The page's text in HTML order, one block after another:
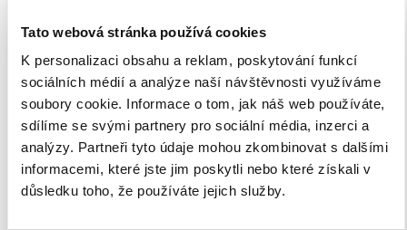
Tato webová stránka používá cookies
K personalizaci obsahu a reklam, poskytování funkcí
sociálních médií a analýze naší návštěvnosti využíváme
soubory cookie. Informace o tom, jak náš web používáte,
sdílíme se svými partnery pro sociální média, inzerci a
analýzy. Partneři tyto údaje mohou zkombinovat s dalšími
informacemi, které jste jim poskytli nebo které získali v
důsledku toho, že používáte jejich služby.
Zrušení písemného rozvrhu
dovolené
Na povinnosti zaměstnavatelů vztahující se k čerpání dovolené
se nic nemění. Stále tedy musí zajistit, aby dovolená na
zotavenou byla v rámci kalendářního roku vyčerpaná v plné
výši. Změna nastává pouze v tom, že již není povinné vytvořit